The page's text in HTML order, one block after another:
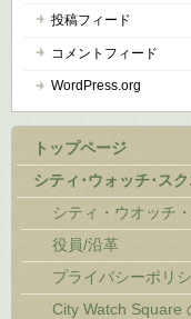
投稿フィード
コメントフィード
WordPress.org
トップページ
シティ･ウォッチ･ス
シティ・ウオッチ
役員/沿革
プライバシーポリ
City Watch Square